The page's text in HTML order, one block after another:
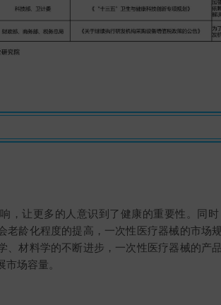
，让更多的人意识到了健康的重要性。同
老龄化程度的提高，一次性医疗器械的市场
、材料学的不断进步，一次性医疗器械的产
场容量。